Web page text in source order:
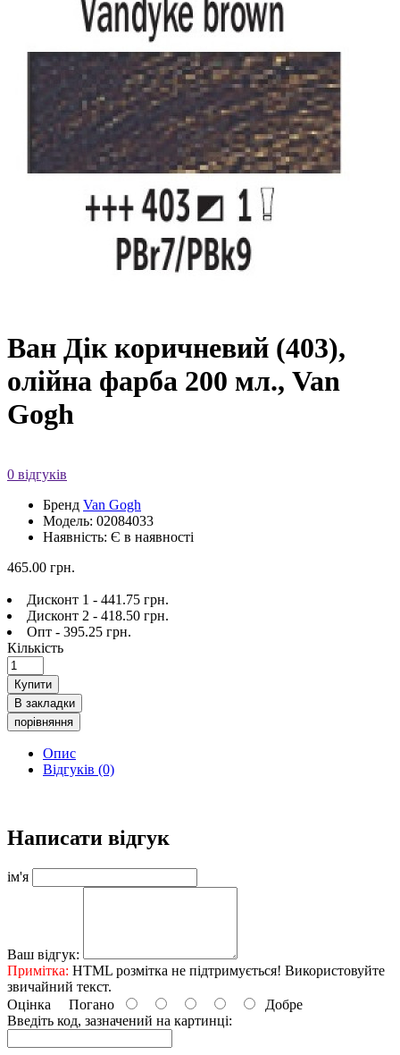
Ван Дік коричневий (403),
олійна фарба 200 мл., Van
Gogh
0 відгуків
Бренд Van Gogh
Модель: 02084033
Наявність: Є в наявності
465.00 грн.
Дисконт 1 - 441.75 грн.
Дисконт 2 - 418.50 грн.
Опт - 395.25 грн.
Кількість
Купити
В закладки
порівняння
Опис
Відгуків (0)
Написати відгук
ім'я
Ваш відгук:
Примітка: HTML розмітка не підтримується! Використовуйте
звичайний текст.
Оцінка Погано
Добре
Введіть код, зазначений на картинці: